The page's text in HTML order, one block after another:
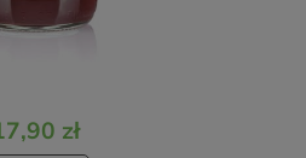
zł